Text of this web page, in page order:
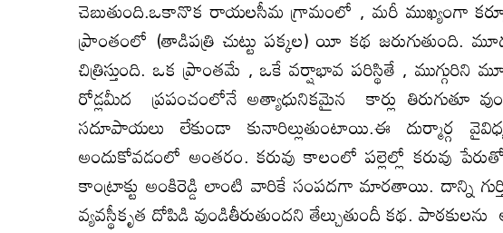
చెబుతుంది.ఒకానొక రాయలసీమ గ్రామంలో , మరీ ముఖ్యంగా
ప్రాంతంలో (తాడిపత్రి చుట్టు పక్కల) యీ కథ జరుగుతుంది.
చిత్రిస్తుంది. ఒక ప్రాంతమే , ఒకే వర్షాభావ పరిస్థితే , ముగ్గురిని
రోడ్లమీద ప్రపంచంలోనే అత్యాధునికమైన కార్లు తిరుగుతూ
సదూపాయలు లేకుండా కునారిల్లుతుంటాయి.ఈ దుర్మార్గ
అందుకోవడంలో అంతరం. కరువు కాలంలో పల్లెల్లో కరువు
కాంట్రాక్టు అంకిరెడ్డి లాంటి వారికే సంపదగా మారతాయి. దాన్ని
వ్యవస్థీకృత దోపిడి వుండితీరుతుందని తేల్చుతుందీ కథ.